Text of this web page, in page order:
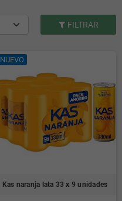
FILTRAR
NUEVO
Kas naranja lata 33 x 9 unidades